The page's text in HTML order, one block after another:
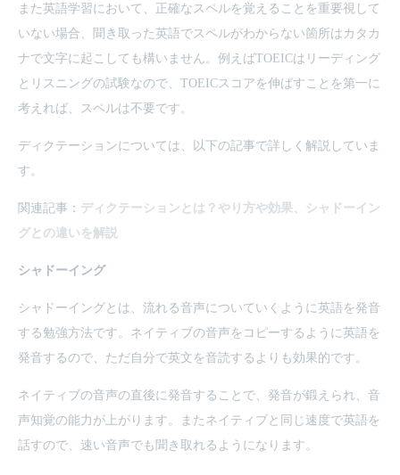
また英語学習において、正確なスペルを覚えることを重要視して
いない場合、聞き取った英語でスペルがわからない箇所はカタカ
ナで文字に起こしても構いません。例えばTOEICはリーディング
とリスニングの試験なので、TOEICスコアを伸ばすことを第一に
考えれば、スペルは不要です。
ディクテーションについては、以下の記事で詳しく解説していま
す。
関連記事： ディクテーションとは？やり方や効果、シャドーイン
グとの違いを解説
シャドーイング
シャドーイングとは、流れる音声についていくように英語を発音
する勉強方法です。ネイティブの音声をコピーするように英語を
発音するので、ただ自分で英文を音読するよりも効果的です。
ネイティブの音声の直後に発音することで、発音が鍛えられ、音
声知覚の能力が上がります。またネイティブと同じ速度で英語を
話すので、速い音声でも聞き取れるようになります。